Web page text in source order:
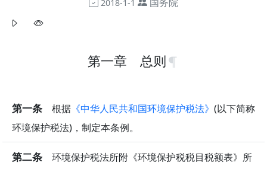
2018-1-1
第一章 总则
第一条 根据 《中华人民共和国环境保护税法》 (以下简称
环境保护税法)，制定本条例。
第二条 环境保护税法所附《环境保护税税目税额表》所